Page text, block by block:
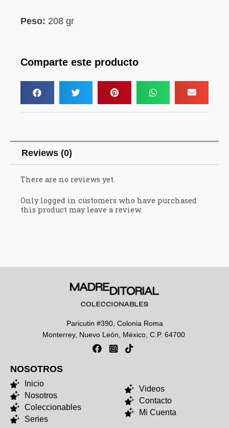
Peso: 208 gr
Comparte este producto
Reviews (0)
There are no reviews yet.
Only logged in customers who have purchased
this product may leave a review.
Paricutin #390, Colonia Roma
Monterrey, Nuevo León, México, C.P. 64700
NOSOTROS
Inicio
Nosotros
Coleccionables
Series
Videos
Contacto
Mi Cuenta